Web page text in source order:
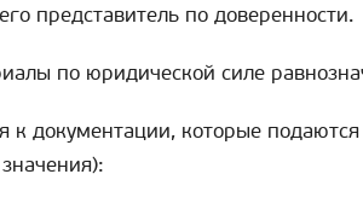
представитель по доверенности.
по юридической силе
к документации, которые